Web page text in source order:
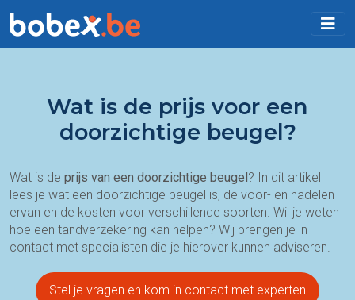
Wat is de prijs voor een
doorzichtige beugel?
Wat is de prijs van een doorzichtige beugel? In dit artikel
lees je wat een doorzichtige beugel is, de voor- en nadelen
ervan en de kosten voor verschillende soorten. Wil je weten
hoe een tandverzekering kan helpen? Wij brengen je in
contact met specialisten die je hierover kunnen adviseren.
Stel je vragen en kom in contact met experten